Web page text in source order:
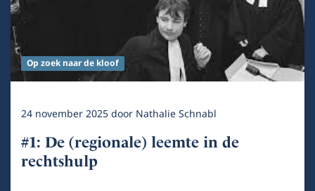
Op zoek naar de kloof
24 november 2025door Nathalie Schnabl
#1: De (regionale) leemte in de
rechtshulp